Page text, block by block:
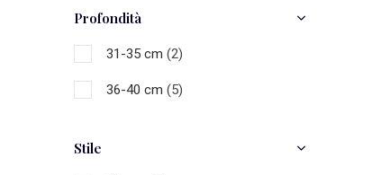
Profondità
31-35 cm (2)
36-40 cm (5)
Stile